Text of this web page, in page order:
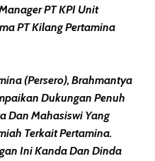
PT KPI Unit
PT Kilang Pertamina
(Persero), Brahmantya
Dukungan Penuh
Dan Mahasiswi Yang
Terkait Pertamina.
Ini Kanda Dan Dinda